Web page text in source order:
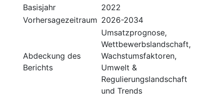
Basisjahr
2022
Vorhersagezeitraum 2026-2034
Abdeckung des
Berichts
Umsatzprognose,
Wettbewerbslandschaft,
Wachstumsfaktoren,
Umwelt &
Regulierungslandschaft
und Trends